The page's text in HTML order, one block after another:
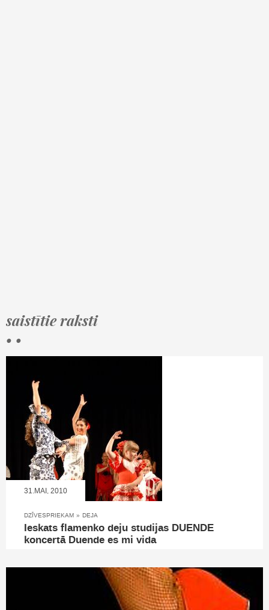
saistītie raksti
• •
31.MAI, 2010
DZĪVESPRIEKAM » DEJA
Ieskats flamenko deju studijas DUENDE
koncertā Duende es mi vida